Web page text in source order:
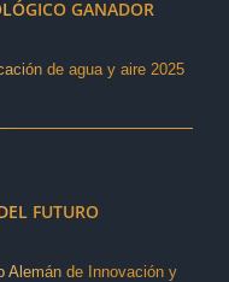
GANADOR
de agua y aire 2025
FUTURO
Alemán de Innovación y